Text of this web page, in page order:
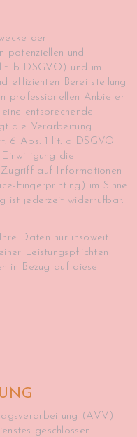
der
potenziellen und
b DSGVO) und im
effizienten Bereitstellung
professionellen Anbieter
entsprechende
die Verarbeitung
6 Abs. 1 lit. a DSGVO
die
auf Informationen
Fingerprinting) im Sinne
ist jederzeit widerrufbar.
Daten nur insoweit
Leistungspflichten
in Bezug auf diese
(AVV)
geschlossen.